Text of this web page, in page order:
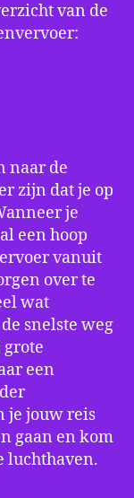
van de
naar de
zijn dat je op
je
een hoop
vanuit
over te
wat
snelste weg
een
je jouw reis
gaan en kom
luchthaven.